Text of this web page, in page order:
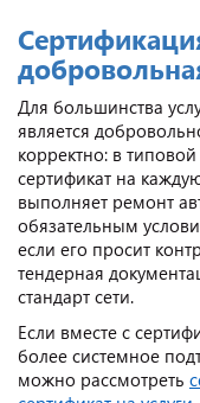
Для большинства
является
корректно: в
сертификат на
выполняет ремонт
обязательным
если его просит
тендерная
стандарт сети.
Если вместе с
более системное
можно рассмотреть